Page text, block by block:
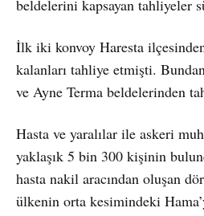
beldelerini kapsayan tahliyeler
İlk iki konvoy Haresta
kalanları tahliye etmişti.
ve Ayne Terma beldelerinden
Hasta ve yaralılar ile askeri
yaklaşık 5 bin 300 kişinin
hasta nakil aracından oluşan
ülkenin orta kesimindeki